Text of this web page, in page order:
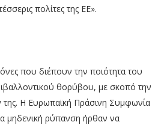
πολίτες της ΕΕ».
που διέπουν την ποιότητα του
θορύβου, με σκοπό την
της. Η Ευρωπαϊκή Πράσινη Συμφωνία
μηδενική ρύπανση ήρθαν να